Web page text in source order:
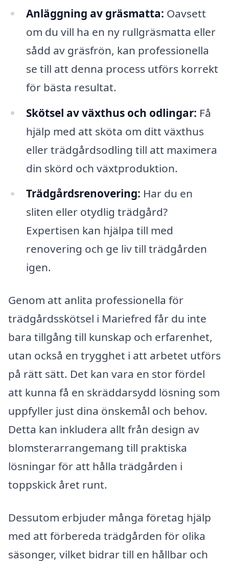
Anläggning av gräsmatta: Oavsett
om du vill ha en ny rullgräsmatta eller
sådd av gräsfrön, kan professionella
se till att denna process utförs korrekt
för bästa resultat.
Skötsel av växthus och odlingar: Få
hjälp med att sköta om ditt växthus
eller trädgårdsodling till att maximera
din skörd och växtproduktion.
Trädgårdsrenovering: Har du en
sliten eller otydlig trädgård?
Expertisen kan hjälpa till med
renovering och ge liv till trädgården
igen.
Genom att anlita professionella för
trädgårdsskötsel i Mariefred får du inte
bara tillgång till kunskap och erfarenhet,
utan också en trygghet i att arbetet utförs
på rätt sätt. Det kan vara en stor fördel
att kunna få en skräddarsydd lösning som
uppfyller just dina önskemål och behov.
Detta kan inkludera allt från design av
blomsterarrangemang till praktiska
lösningar för att hålla trädgården i
toppskick året runt.
Dessutom erbjuder många företag hjälp
med att förbereda trädgården för olika
säsonger, vilket bidrar till en hållbar och